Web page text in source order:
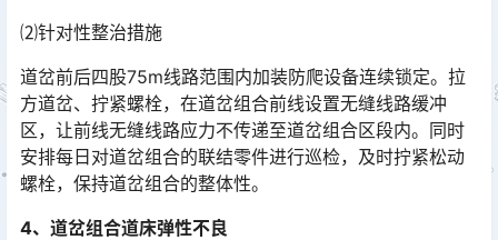
⑵针对性整治措施
道岔前后四股75m线路范围内加装防爬设备连续锁定。拉
方道岔、拧紧螺栓，在道岔组合前线设置无缝线路缓冲
区，让前线无缝线路应力不传递至道岔组合区段内。同时
安排每日对道岔组合的联结零件进行巡检，及时拧紧松动
螺栓，保持道岔组合的整体性。󠅅󠅃󠄵󠅂󠄪󠇖󠆨󠆨󠇕󠆞󠆒󠅬󠇘󠆭󠆘󠇙󠆝󠅵󠇗󠆭󠆁󠄐󠇗󠅹󠅸󠇖󠆍󠅳󠇖󠅹󠅰󠇖󠆌󠅹
4、道岔组合道床弹性不良